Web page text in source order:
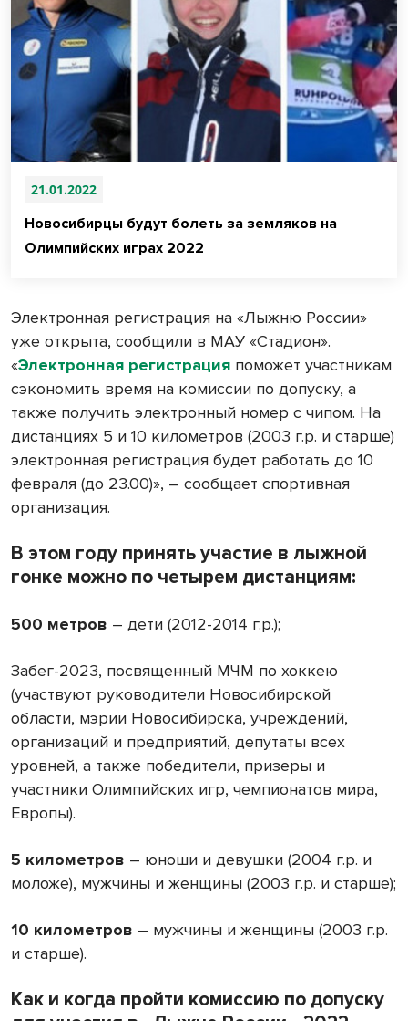
21.01.2022
Новосибирцы будут болеть за земляков на
Олимпийских играх 2022
Электронная регистрация на «Лыжню России»
уже открыта, сообщили в МАУ «Стадион».
«Электронная регистрация поможет участникам
сэкономить время на комиссии по допуску, а
также получить электронный номер с чипом. На
дистанциях 5 и 10 километров (2003 г.р. и старше)
электронная регистрация будет работать до 10
февраля (до 23.00)», – сообщает спортивная
организация.
В этом году принять участие в лыжной
гонке можно по четырем дистанциям:
500 метров – дети (2012-2014 г.р.);
Забег-2023, посвященный МЧМ по хоккею
(участвуют руководители Новосибирской
области, мэрии Новосибирска, учреждений,
организаций и предприятий, депутаты всех
уровней, а также победители, призеры и
участники Олимпийских игр, чемпионатов мира,
Европы).
5 километров – юноши и девушки (2004 г.р. и
моложе), мужчины и женщины (2003 г.р. и старше);
10 километров – мужчины и женщины (2003 г.р.
и старше).
Как и когда пройти комиссию по допуску